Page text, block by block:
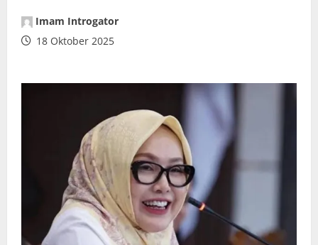
Imam Introgator
18 Oktober 2025